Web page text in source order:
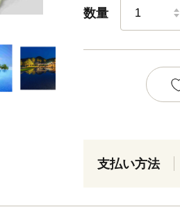
数量
支払い方法